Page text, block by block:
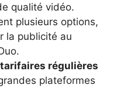
qualité vidéo.
plusieurs options,
la publicité au
régulières
plateformes